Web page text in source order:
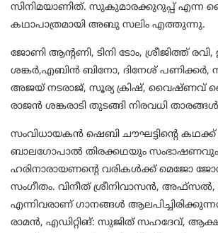
സിനിമയാണിത്. സുകുമാരക്കുറുപ്പ് എന്ന
കഥാപാത്രമായി അബു സലിം എത്തുന്നു.
ജോണി ആന്റണി, ടിനി ടോം, ശ്രീജിത്ത്
ശങ്കർ,എബിൻ ബിനോ, ദിനേശ് പണിക്കർ,
അജയ് നടരാജ്, സൂര്യ ക്രിഷ്, വൈഷ്ണവ്
രാജൻ ശങ്കരാടി തുടങ്ങി നിരവധി
സംവിധായകൻ ഷെബി ചൗഘട്ടിന്റെ
ബാലഗോപാൽ തിരക്കഥയും
ഹരിനാരായണന്റെ വരികൾക്ക് മെജോ
സംഗീതം. വിനീത് ശ്രീനിവാസൻ,
എന്നിവരാണ് ഗാനങ്ങൾ
രാമൻ, എഡിറ്റിങ്: സുജിത് സഹദേവ്,